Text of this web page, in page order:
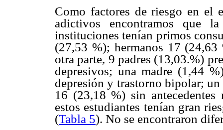
Como factores de riesgo en el
adictivos encontramos que
instituciones tenían primos
(27,53 %); hermanos 17
otra parte, 9 padres (13,03.%)
depresivos; una madre (1,44
depresión y trastorno bipolar;
16 (23,18 %) sin
estos estudiantes tenían gran
(Tabla 5). No se encontraron